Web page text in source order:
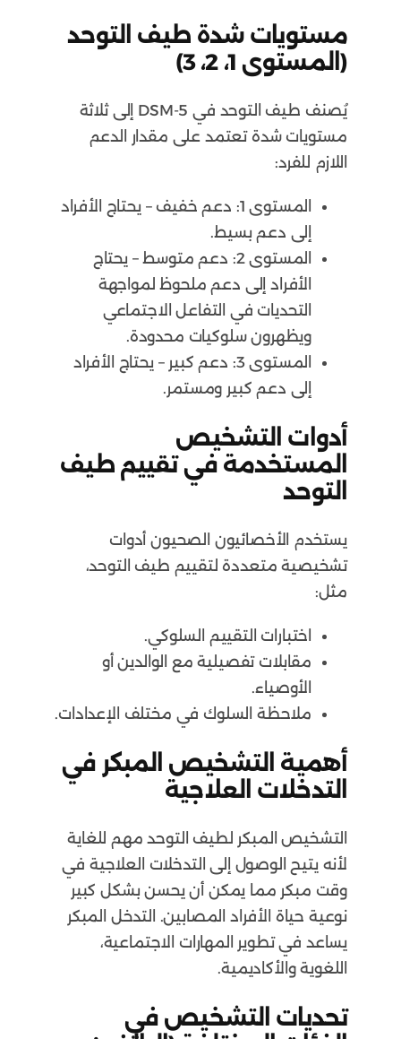
مستويات شدة طيف التوحد
(المستوى 1، 2، 3)
يُصنف طيف التوحد في DSM-5 إلى ثلاثة
مستويات شدة تعتمد على مقدار الدعم
اللازم للفرد:
المستوى 1: دعم خفيف – يحتاج الأفراد
إلى دعم بسيط.
المستوى 2: دعم متوسط – يحتاج
الأفراد إلى دعم ملحوظ لمواجهة
التحديات في التفاعل الاجتماعي
ويظهرون سلوكيات محدودة.
المستوى 3: دعم كبير – يحتاج الأفراد
إلى دعم كبير ومستمر.
أدوات التشخيص
المستخدمة في تقييم طيف
التوحد
يستخدم الأخصائيون الصحيون أدوات
تشخيصية متعددة لتقييم طيف التوحد،
مثل:
اختبارات التقييم السلوكي.
مقابلات تفصيلية مع الوالدين أو
الأوصياء.
ملاحظة السلوك في مختلف الإعدادات.
أهمية التشخيص المبكر في
التدخلات العلاجية
التشخيص المبكر لطيف التوحد مهم للغاية
لأنه يتيح الوصول إلى التدخلات العلاجية في
وقت مبكر مما يمكن أن يحسن بشكل كبير
نوعية حياة الأفراد المصابين. التدخل المبكر
يساعد في تطوير المهارات الاجتماعية،
اللغوية والأكاديمية.
تحديات التشخيص في